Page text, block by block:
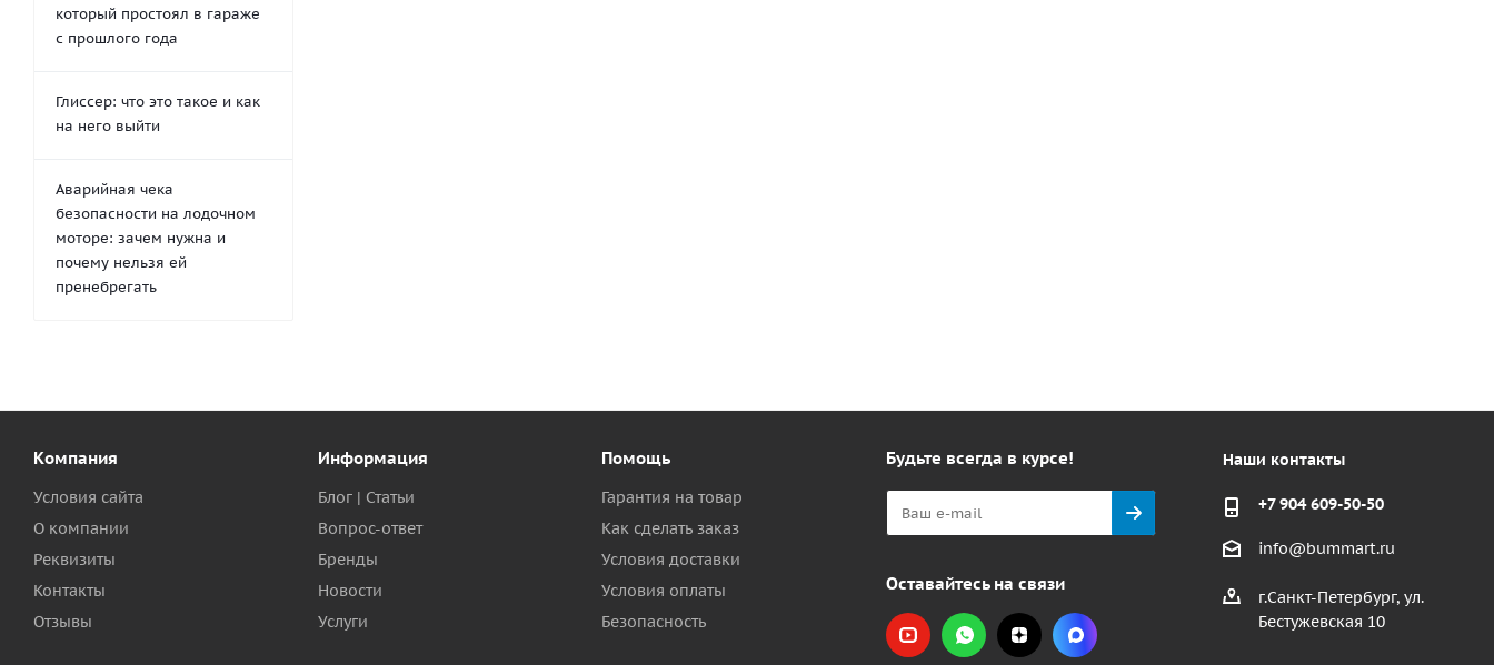
который простоял в гараже
с прошлого года
Глиссер: что это такое и как
на него выйти
Аварийная чека
безопасности на лодочном
моторе: зачем нужна и
почему нельзя ей
пренебрегать
Компания
Условия сайта
О компании
Реквизиты
Контакты
Отзывы
Информация
Блог | Статьи
Вопрос-ответ
Бренды
Новости
Услуги
Помощь
Гарантия на товар
Как сделать заказ
Условия доставки
Условия оплаты
Безопасность
Будьте всегда в курсе!
Оставайтесь на связи
Наши контакты
+7 904 609-50-50
info@bummart.ru
г.Санкт-Петербург, ул.
Бестужевская 10